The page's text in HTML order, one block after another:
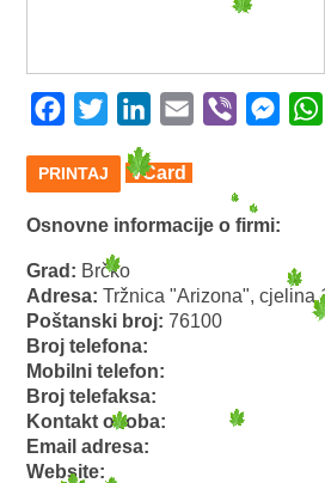
Facebook
Twitter LinkedIn
Email Viber
PRINTAJ vCard
Osnovne informacije o firmi:
Grad: Brčko
Adresa:Tržnica "Arizona", cjelina
Poštanski broj:76100
Broj telefona:
Mobilni telefon:
Broj telefaksa:
Kontakt osoba:
Email adresa:
Website: